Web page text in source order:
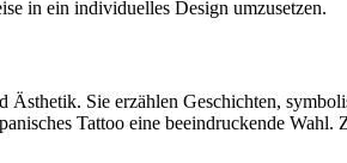
in ein individuelles Design umzusetzen.
Sie erzählen Geschichten,
Tattoo eine beeindruckende Wahl.